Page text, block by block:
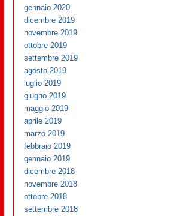
gennaio 2020
dicembre 2019
novembre 2019
ottobre 2019
settembre 2019
agosto 2019
luglio 2019
giugno 2019
maggio 2019
aprile 2019
marzo 2019
febbraio 2019
gennaio 2019
dicembre 2018
novembre 2018
ottobre 2018
settembre 2018